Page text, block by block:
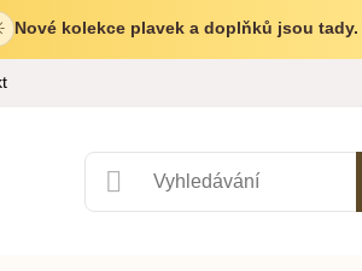
Nové kolekce plavek a doplňků jsou tady.